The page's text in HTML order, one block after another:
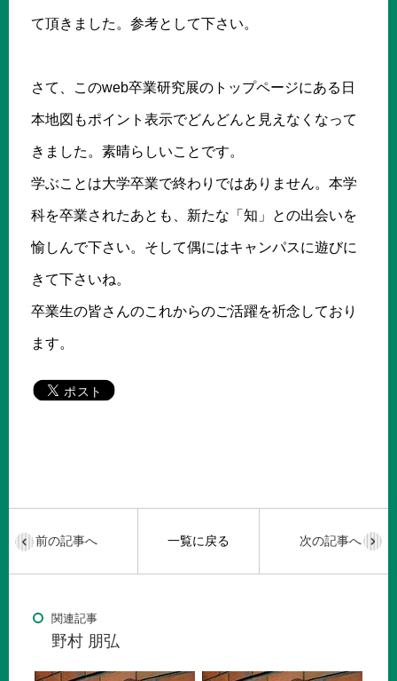
て頂きました。参考として下さい。
さて、このweb卒業研究展のトップページにある日
本地図もポイント表示でどんどんと見えなくなって
きました。素晴らしいことです。
学ぶことは大学卒業で終わりではありません。本学
科を卒業されたあとも、新たな「知」との出会いを
愉しんで下さい。そして偶にはキャンパスに遊びに
きて下さいね。
卒業生の皆さんのこれからのご活躍を祈念しており
ます。
一覧に戻る
前の記事へ 次の記事へ
関連記事
野村 朋弘